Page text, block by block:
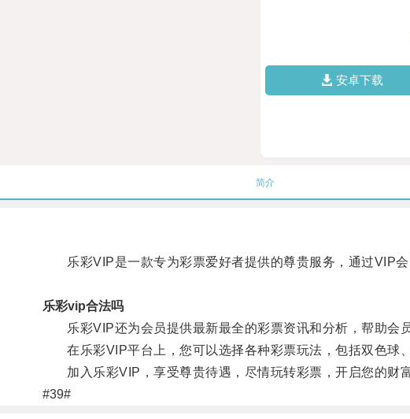
安卓下载
简介
乐彩VIP是一款专为彩票爱好者提供的尊贵服务，通过VIP会
乐彩vip合法吗
乐彩VIP还为会员提供最新最全的彩票资讯和分析，帮助会员
在乐彩VIP平台上，您可以选择各种彩票玩法，包括双色球
加入乐彩VIP，享受尊贵待遇，尽情玩转彩票，开启您的财富
#39#